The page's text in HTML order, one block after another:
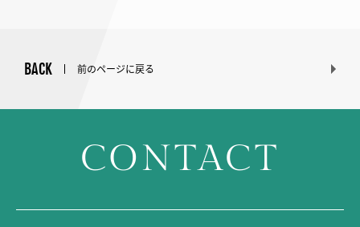
BACK 前のページに戻る
CONTACT